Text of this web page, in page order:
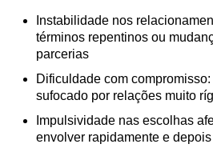
Instabilidade nos
términos repentinos ou
parcerias
Dificuldade com
sufocado por relações muito
Impulsividade nas escolhas
envolver rapidamente e